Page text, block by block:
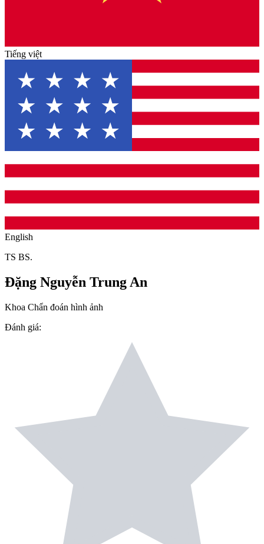
Tiếng việt
English
TS BS.
Đặng Nguyễn Trung An
Khoa Chẩn đoán hình ảnh
Đánh giá: